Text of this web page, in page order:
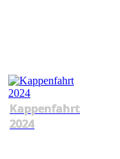
Kappenfahrt
2024